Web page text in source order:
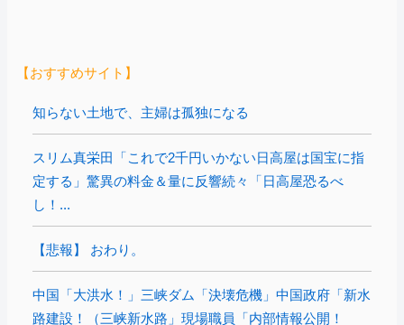
【おすすめサイト】
知らない土地で、主婦は孤独になる
スリム真栄田「これで2千円いかない日高屋は国宝に指
定する」驚異の料金＆量に反響続々「日高屋恐るべ
し！...
【悲報】 おわり。
中国「大洪水！」三峡ダム「決壊危機」中国政府「新水
路建設！（三峡新水路」現場職員「内部情報公開！